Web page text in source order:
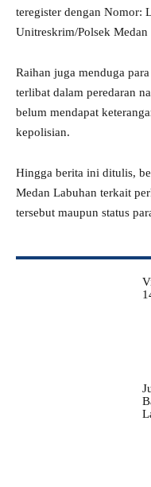
teregister dengan Nomor:
Unitreskrim/Polsek Medan
Raihan juga menduga
terlibat dalam peredaran
belum mendapat
kepolisian.
Hingga berita ini ditulis,
Medan Labuhan terkait
tersebut maupun status